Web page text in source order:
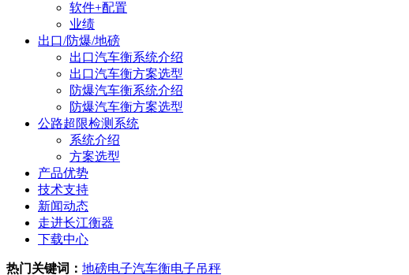
软件+配置
业绩
出口/防爆/地磅
出口汽车衡系统介绍
出口汽车衡方案选型
防爆汽车衡系统介绍
防爆汽车衡方案选型
公路超限检测系统
系统介绍
方案选型
产品优势
技术支持
新闻动态
走进长江衡器
下载中心
热门关键词： 地磅电子汽车衡电子吊秤